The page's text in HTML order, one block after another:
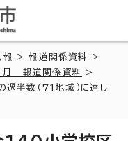
報 >報道関係資料
>
報道関係資料
>
半数（71地域）に達し